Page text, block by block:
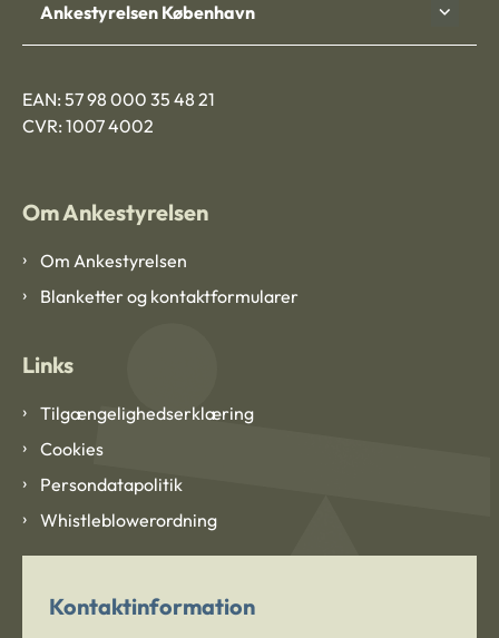
Ankestyrelsen København
EAN: 57 98 000 35 48 21
CVR: 1007 4002
Om Ankestyrelsen
Om Ankestyrelsen
Blanketter og kontaktformularer
Links
Tilgængelighedserklæring
Cookies
Persondatapolitik
Whistleblowerordning
Kontaktinformation